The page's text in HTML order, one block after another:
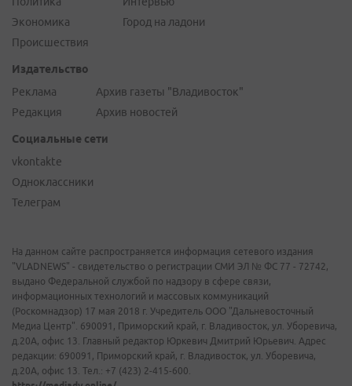
Экономика
Происшествия
Город на ладони
Издательство
Реклама
Редакция
Архив газеты "Владивосток"
Архив новостей
Социальные сети
vkontakte
Одноклассники
Телеграм
На данном сайте распространяется информация сетевого издания
"VLADNEWS" - свидетельство о регистрации СМИ ЭЛ № ФС 77 - 72742,
выдано Федеральной службой по надзору в сфере связи,
информационных технологий и массовых коммуникаций
(Роскомнадзор) 17 мая 2018 г. Учредитель ООО "Дальневосточный
Медиа Центр". 690091, Приморский край, г. Владивосток, ул. Уборевича,
д.20А, офис 13. Главный редактор Юркевич Дмитрий Юрьевич. Адрес
редакции: 690091, Приморский край, г. Владивосток, ул. Уборевича,
д.20А, офис 13. Тел.: +7 (423) 2-415-600.